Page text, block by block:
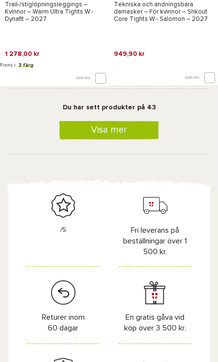
Trail-/stiglöpningsleggings –
Kvinnor – Warm Ultra Tights W -
Dynafit – 2027
1 278,00 kr
Finns i 3 färg
JÄMFÖRA
Tekniska och andningsbara
damasker – För kvinnor – Shkout
Core Tights W - Salomon – 2027
949,90 kr
JÄMFÖRA
Du har sett produkter på 43
Visa mer
/5
Fri leverans på
beställningar över 1
500 kr.
Returer inom
60 dagar
En gratis gåva vid
köp över 3 500 kr.